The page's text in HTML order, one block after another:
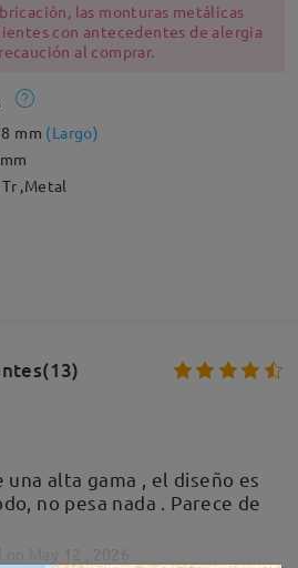
las monturas metálicas
con antecedentes de alergia
al comprar.
mm (Largo)
Tr ,Metal
una alta gama , el diseño es
no pesa nada . Parece de